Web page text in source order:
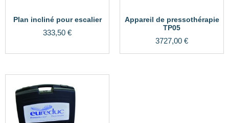
Plan incliné pour escalier
333,50 €
Appareil de pressothérapie
TP05
3727,00 €